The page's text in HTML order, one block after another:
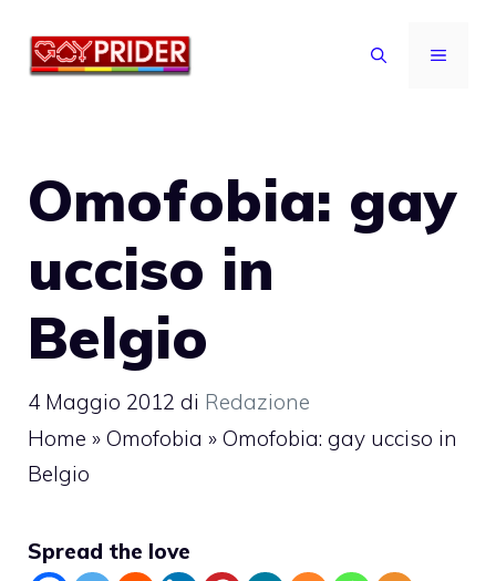
MENU
Omofobia: gay
ucciso in
Belgio
4 Maggio 2012 di Redazione
Home » Omofobia » Omofobia: gay ucciso in
Belgio
Spread the love